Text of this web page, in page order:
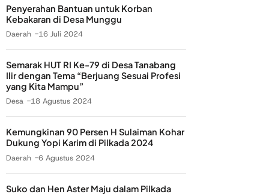
Penyerahan Bantuan untuk Korban
Kebakaran di Desa Munggu
Daerah 16 Juli 2024
Semarak HUT RI Ke-79 di Desa Tanabang
Ilir dengan Tema “Berjuang Sesuai Profesi
yang Kita Mampu”
Desa 18 Agustus 2024
Kemungkinan 90 Persen H Sulaiman Kohar
Dukung Yopi Karim di Pilkada 2024
Daerah 6 Agustus 2024
Suko dan Hen Aster Maju dalam Pilkada